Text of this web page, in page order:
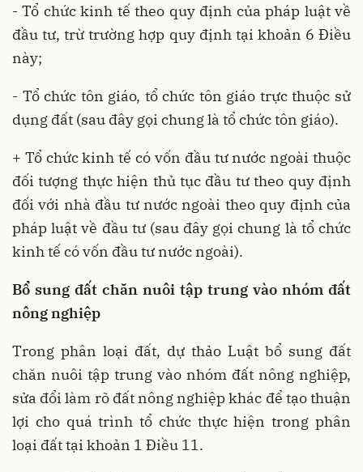
- Tổ chức kinh tế theo quy định của pháp luật về
đầu tư, trừ trường hợp quy định tại khoản 6 Điều
này;
- Tổ chức tôn giáo, tổ chức tôn giáo trực thuộc sử
dụng đất (sau đây gọi chung là tổ chức tôn giáo).
+ Tổ chức kinh tế có vốn đầu tư nước ngoài thuộc
đối tượng thực hiện thủ tục đầu tư theo quy định
đối với nhà đầu tư nước ngoài theo quy định của
pháp luật về đầu tư (sau đây gọi chung là tổ chức
kinh tế có vốn đầu tư nước ngoài).
Bổ sung đất chăn nuôi tập trung vào nhóm đất
nông nghiệp
Trong phân loại đất, dự thảo Luật bổ sung đất
chăn nuôi tập trung vào nhóm đất nông nghiệp,
sửa đổi làm rõ đất nông nghiệp khác để tạo thuận
lợi cho quá trình tổ chức thực hiện trong phân
loại đất tại khoản 1 Điều 11.